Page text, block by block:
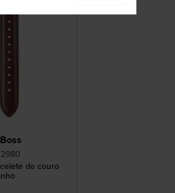
de couro